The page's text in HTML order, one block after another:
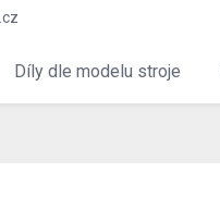
Díly dle modelu stroje